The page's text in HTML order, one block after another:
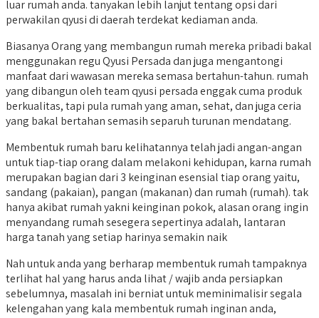
luar rumah anda. tanyakan lebih lanjut tentang opsi dari
perwakilan qyusi di daerah terdekat kediaman anda.
Biasanya Orang yang membangun rumah mereka pribadi bakal
menggunakan regu Qyusi Persada dan juga mengantongi
manfaat dari wawasan mereka semasa bertahun-tahun. rumah
yang dibangun oleh team qyusi persada enggak cuma produk
berkualitas, tapi pula rumah yang aman, sehat, dan juga ceria
yang bakal bertahan semasih separuh turunan mendatang.
Membentuk rumah baru kelihatannya telah jadi angan-angan
untuk tiap-tiap orang dalam melakoni kehidupan, karna rumah
merupakan bagian dari 3 keinginan esensial tiap orang yaitu,
sandang (pakaian), pangan (makanan) dan rumah (rumah). tak
hanya akibat rumah yakni keinginan pokok, alasan orang ingin
menyandang rumah sesegera sepertinya adalah, lantaran
harga tanah yang setiap harinya semakin naik
Nah untuk anda yang berharap membentuk rumah tampaknya
terlihat hal yang harus anda lihat / wajib anda persiapkan
sebelumnya, masalah ini berniat untuk meminimalisir segala
kelengahan yang kala membentuk rumah inginan anda,